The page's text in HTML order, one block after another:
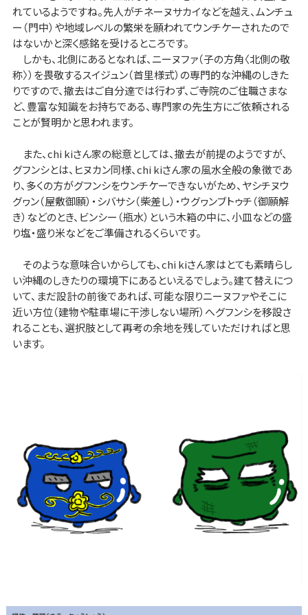
れているようですね。先人がチネーヌサカイなどを越え、ムンチュ
ー（門中）や地域レベルの繁栄を願われてウンチケーされたので
はないかと深く感銘を受けるところです。
しかも、北側にあるとなれば、ニーヌファ（子の方角〈北側の敬
称〉）を畏敬するスイジュン（首里様式）の専門的な沖縄のしきた
りですので、撤去はご自分達では行わず、ご寺院のご住職さまな
ど、豊富な知識をお持ちである、専門家の先生方にご依頼される
ことが賢明かと思われます。
また、chi kiさん家の総意としては、撤去が前提のようですが、
グフンシとは、ヒヌカン同様、chi kiさん家の風水全般の象徴であ
り、多くの方がグフンシをウンチケーできないがため、ヤシチヌウ
グヮン（屋敷御願）・シバサシ（柴差し）・ウグヮンブトゥチ（御願解
き）などのとき、ビンシー（瓶水）という木箱の中に、小皿などの盛
り塩・盛り米などをご準備されるくらいです。
そのような意味合いからしても、chi kiさん家はとても素晴らし
い沖縄のしきたりの環境下にあるといえるでしょう。建て替えにつ
いて、まだ設計の前後であれば、可能な限りニーヌファやそこに
近い方位（建物や駐車場に干渉しない場所）へグフンシを移設さ
れることも、選択肢として再考の余地を残していただければと思
います。